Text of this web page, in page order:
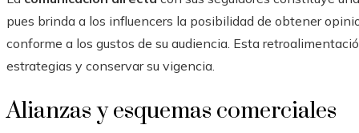
pues brinda a los influencers la posibilidad de obtener
conforme a los gustos de su audiencia. Esta
estrategias y conservar su vigencia.
Alianzas y esquemas comerciales